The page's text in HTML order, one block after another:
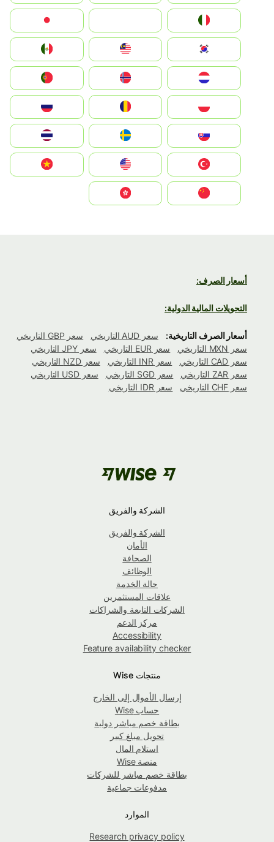
South Korea
Nederland
Portugal
România
Slovensko
United States
Vietnam
أسعار الصرف:
التحويلات المالية الدولية:
أسعار الصرف التاريخية: سعر AUD التاريخي
سعر GBP التاريخي
سعر MXN التاريخي
سعر EUR التاريخي
سعر JPY التاريخي
سعر CAD التاريخي
سعر INR التاريخي
سعر NZD التاريخي
سعر ZAR التاريخي
سعر SGD التاريخي
سعر USD التاريخي
سعر CHF التاريخي
سعر IDR التاريخي
الشركة والفريق
الشركة والفريق
الأمان
الصحافة
الوظائف
حالة الخدمة
علاقات المستثمرين
الشركات التابعة والشراكات
مركز الدعم
Accessibility
Feature availability checker
منتجات Wise
إرسال الأموال إلى الخارج
حساب Wise
بطاقة خصم مباشر دولية
تحويل مبلغ كبير
استلام المال
منصة Wise
بطاقة خصم مباشر للشركات
مدفوعات جماعية
الموارد
Research privacy policy